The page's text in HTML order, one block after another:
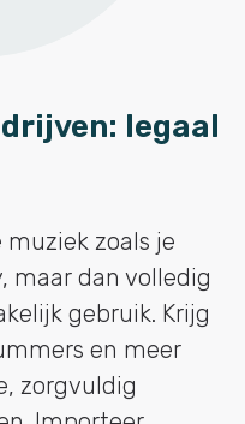
legaal
zoals je
maar dan volledig
gebruik. Krijg
en meer
zorgvuldig